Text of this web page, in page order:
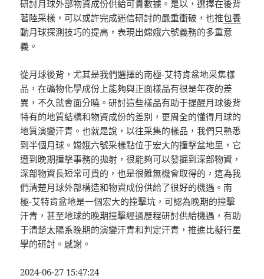
研討月球外部物資成份供給可貴數據。是以，選擇在後背
著陸采樣，可以或許完成迷信研討的嚴重衝破，也推包養
動月球探測技巧的提高，表現出嫦娥六號義務的多重意
義。
從月球後背，尤其是我們選擇的南極-艾特肯盆地采集樣
品，在礦物化學成份上能夠與正面樣品有很是年夜的差
異，不久就會面分曉。研討這些樣品有助于提醒月球後背
特有的地質結構和物資成份的差別，更周全的懂得月球的
地質演變汗青。也就是說，以往采集的樣品，我們只熟悉
到半個月球。嫦娥六號采樣點位于宏大的撞擊盆地里，它
遭到晚期撞擊事務的拋射，很能夠可以發掘到深部物資，
深部物資長短常可貴的，也是很難無機會取得的，這為我
們清楚月球外部構造和物資成份供給了很好的機遇。南
極-艾特肯盆地是一個宏大的撞擊坑，可認為晚期的撞擊
汗青，甚至地球的晚期撞擊經過歷程研討供給機遇，有助
于清楚太陽系晚期的演變汗青和判定汗青，推進比擬行星
學的研討。感謝。
2024-06-27 15:47:24